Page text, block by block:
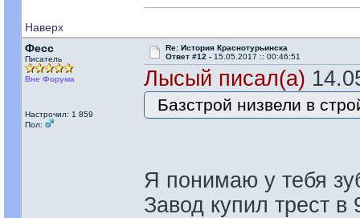
Наверх
Фесс
Писатель
Вне Форума
Настрочил: 1 859
Пол:
Re: История Краснотурьинска
Ответ #12 - 15.05.2017 :: 00:46:51
Лысый писал(а)
Базстрой низвели в
Я понимаю у тебя
Завод купил трест в